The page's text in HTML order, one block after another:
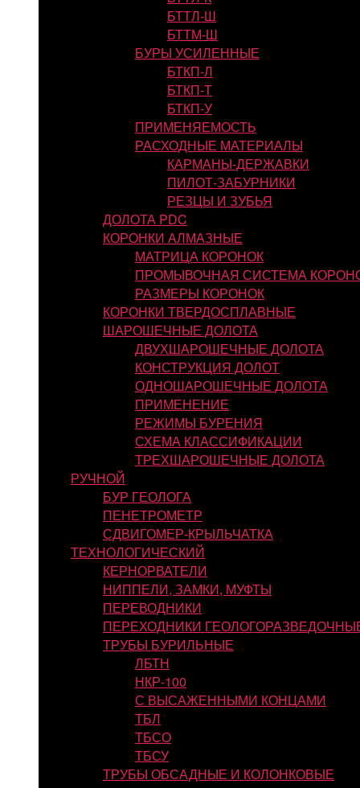
БТТЛ-Ш
БТТМ-Ш
БУРЫ УСИЛЕННЫЕ
БТКП-Л
БТКП-Т
БТКП-У
ПРИМЕНЯЕМОСТЬ
РАСХОДНЫЕ МАТЕРИАЛЫ
КАРМАНЫ-ДЕРЖАВКИ
ПИЛОТ-ЗАБУРНИКИ
РЕЗЦЫ И ЗУБЬЯ
ДОЛОТА PDC
КОРОНКИ АЛМАЗНЫЕ
МАТРИЦА КОРОНОК
ПРОМЫВОЧНАЯ СИСТЕМА
РАЗМЕРЫ КОРОНОК
КОРОНКИ ТВЕРДОСПЛАВНЫЕ
ШАРОШЕЧНЫЕ ДОЛОТА
ДВУХШАРОШЕЧНЫЕ ДОЛОТА
КОНСТРУКЦИЯ ДОЛОТ
ОДНОШАРОШЕЧНЫЕ ДОЛОТА
ПРИМЕНЕНИЕ
РЕЖИМЫ БУРЕНИЯ
СХЕМА КЛАССИФИКАЦИИ
ТРЕХШАРОШЕЧНЫЕ ДОЛОТА
РУЧНОЙ
БУР ГЕОЛОГА
ПЕНЕТРОМЕТР
СДВИГОМЕР-КРЫЛЬЧАТКА
ТЕХНОЛОГИЧЕСКИЙ
КЕРНОРВАТЕЛИ
НИППЕЛИ, ЗАМКИ, МУФТЫ
ПЕРЕВОДНИКИ
ПЕРЕХОДНИКИ
ТРУБЫ БУРИЛЬНЫЕ
ЛБТН
НКР-100
С ВЫСАЖЕННЫМИ КОНЦАМИ
ТБЛ
ТБСО
ТБСУ
ТРУБЫ ОБСАДНЫЕ И КОЛОНКОВЫЕ